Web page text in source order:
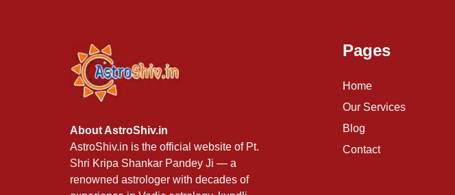
About AstroShiv.in
AstroShiv.in is the official website of Pt.
Shri Kripa Shankar Pandey Ji — a
renowned astrologer with decades of
Pages
Home
Our Services
Blog
Contact